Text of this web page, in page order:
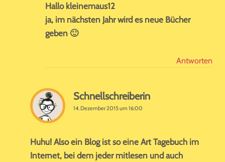
Hallo kleinemaus12
ja, im nächsten Jahr wird es neue Bücher
geben 🙂
Antworten
Schnellschreiberin
14. Dezember 2015 um 16:00
Huhu! Also ein Blog ist so eine Art Tagebuch im
Internet, bei dem jeder mitlesen und auch